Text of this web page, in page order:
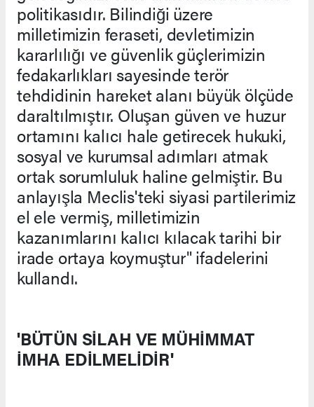
politikasıdır. Bilindiği üzere
milletimizin feraseti, devletimizin
kararlılığı ve güvenlik güçlerimizin
fedakarlıkları sayesinde terör
tehdidinin hareket alanı büyük ölçüde
daraltılmıştır. Oluşan güven ve huzur
ortamını kalıcı hale getirecek hukuki,
sosyal ve kurumsal adımları atmak
ortak sorumluluk haline gelmiştir. Bu
anlayışla Meclis'teki siyasi partilerimiz
el ele vermiş, milletimizin
kazanımlarını kalıcı kılacak tarihi bir
irade ortaya koymuştur" ifadelerini
kullandı.
'BÜTÜN SİLAH VE MÜHİMMAT
İMHA EDİLMELİDİR'